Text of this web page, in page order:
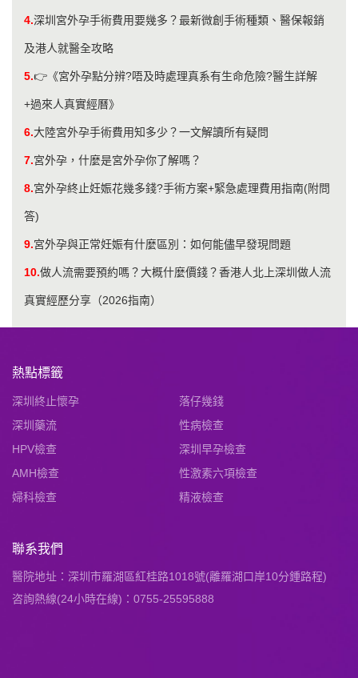
4.深圳宮外孕手術費用要幾多？最新微創手術種類、醫保報銷
及港人就醫全攻略
5.👉《宮外孕點分辨?唔及時處理真系有生命危險?醫生詳解
+過來人真實經曆》
6.大陸宮外孕手術費用知多少？一文解讀所有疑問
7.宮外孕，什麼是宮外孕你了解嗎？
8.宮外孕終止妊娠花幾多錢?手術方案+緊急處理費用指南(附問
答)
9.宮外孕與正常妊娠有什麼區別：如何能儘早發現問題
10.做人流需要預約嗎？大概什麼價錢？香港人北上深圳做人流
真實經歷分享（2026指南）
熱點標籤
深圳終止懷孕
落仔幾錢
深圳藥流
性病檢查
HPV檢查
深圳早孕檢查
AMH檢查
性激素六項檢查
婦科檢查
精液檢查
聯系我們
醫院地址：深圳市羅湖區紅桂路1018號(離羅湖口岸10分鍾路程)
咨詢熱線(24小時在線)：0755-25595888